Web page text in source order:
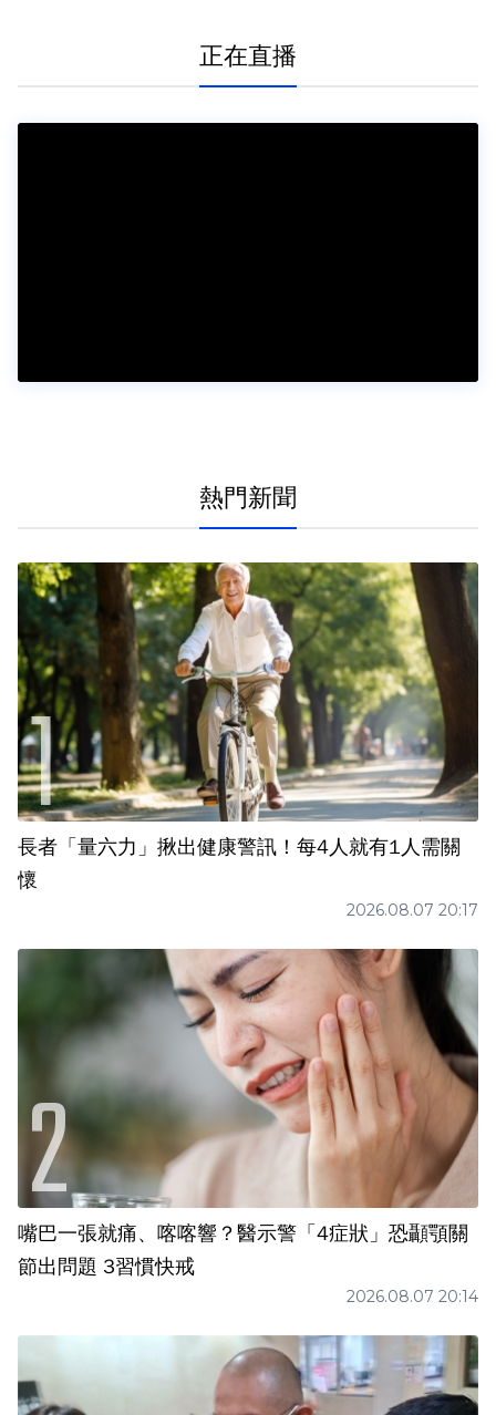
正在直播
熱門新聞
長者「量六力」揪出健康警訊！每4人就有1人需關
懷
2026.08.07 20:17
嘴巴一張就痛、喀喀響？醫示警「4症狀」恐顳顎關
節出問題 3習慣快戒
2026.08.07 20:14